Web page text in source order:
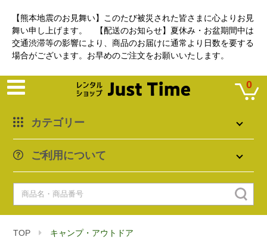
【熊本地震のお見舞い】このたび被災された皆さまに心よりお見
舞い申し上げます。 【配送のお知らせ】夏休み・お盆期間中は
交通渋滞等の影響により、商品のお届けに通常より日数を要する
場合がございます。お早めのご注文をお願いいたします。
カテゴリー
ご利用について
0
TOP キャンプ・アウトドア